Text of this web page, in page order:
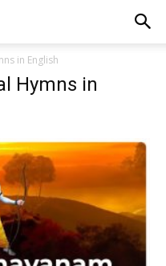
in English
Hymns in